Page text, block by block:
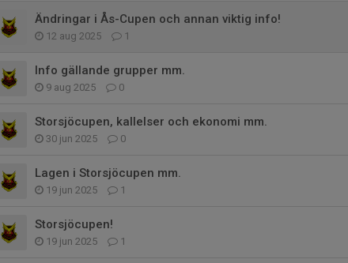
Ändringar i Ås-Cupen och annan viktig info!
12 aug 2025 1
Info gällande grupper mm.
9 aug 2025 0
Storsjöcupen, kallelser och ekonomi mm.
30 jun 2025 0
Lagen i Storsjöcupen mm.
19 jun 2025 1
Storsjöcupen!
19 jun 2025 1